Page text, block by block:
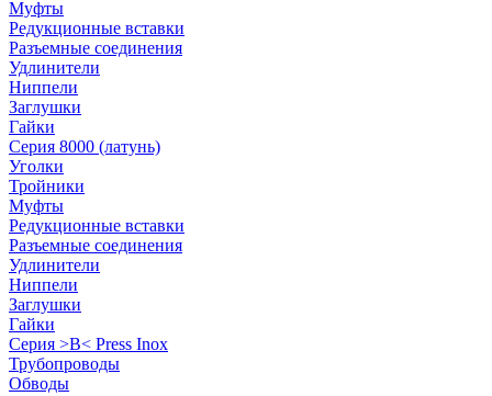
Муфты
Редукционные вставки
Разъемные соединения
Удлинители
Ниппели
Заглушки
Гайки
Серия 8000 (латунь)
Уголки
Тройники
Муфты
Редукционные вставки
Разъемные соединения
Удлинители
Ниппели
Заглушки
Гайки
Серия >B< Press Inox
Трубопроводы
Обводы